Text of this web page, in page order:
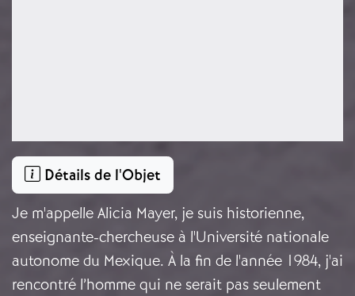
Détails de l'Objet
Je m'appelle Alicia Mayer, je suis historienne,
enseignante-chercheuse à l'Université nationale
autonome du Mexique. À la fin de l'année 1984, j'ai
rencontré l’homme qui ne serait pas seulement